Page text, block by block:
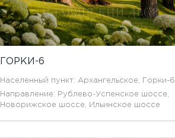
ГОРКИ-6
Населенный пункт: Архангельское, Горки-6
Направление: Рублево-Успенское шоссе,
Новорижское шоссе, Ильинское шоссе